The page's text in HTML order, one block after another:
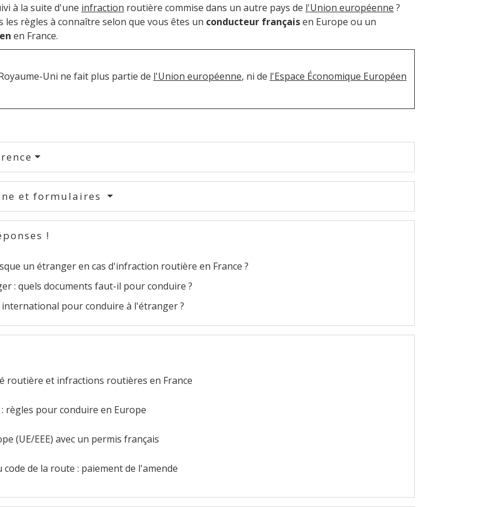
à la suite d'une infraction routière commise dans un autre pays de l'Union européenne ?
les règles à connaître selon que vous êtes un conducteur françaisen Europe ou un
en France.
Uni ne fait plus partie de l'Union européenne, ni de l'Espace Économique Européen
et formulaires
!
un étranger en cas d'infraction routière en France ?
: quels documents faut-il pour conduire ?
pour conduire à l'étranger ?
routière et infractions routières en France
règles pour conduire en Europe
(UE/EEE) avec un permis français
de la route : paiement de l'amende